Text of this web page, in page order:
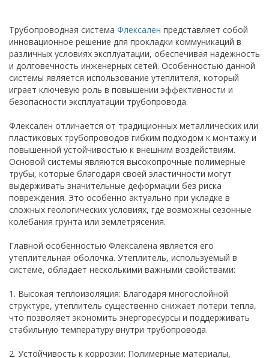
Трубопроводная система Флексален представляет собой
инновационное решение для прокладки коммуникаций в
различных условиях эксплуатации, обеспечивая надежность
и долговечность инженерных сетей. Особенностью данной
системы является использование утеплителя, который
играет ключевую роль в повышении эффективности и
безопасности эксплуатации трубопровода.
Флексален отличается от традиционных металлических или
пластиковых трубопроводов гибким подходом к монтажу и
повышенной устойчивостью к внешним воздействиям.
Основой системы являются высокопрочные полимерные
трубы, которые благодаря своей эластичности могут
выдерживать значительные деформации без риска
повреждения. Это особенно актуально при укладке в
сложных геологических условиях, где возможны сезонные
колебания грунта или землетрясения.
Главной особенностью Флексалена является его
утеплительная оболочка. Утеплитель, используемый в
системе, обладает несколькими важными свойствами:
1. Высокая теплоизоляция: Благодаря многослойной
структуре, утеплитель существенно снижает потери тепла,
что позволяет экономить энергоресурсы и поддерживать
стабильную температуру внутри трубопровода.
2. Устойчивость к коррозии: Полимерные материалы,